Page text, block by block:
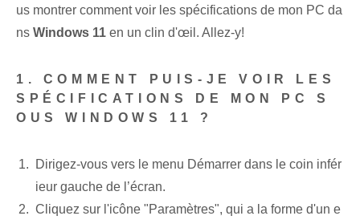
us montrer ⁤comment voir les spécifications de mon PC da
ns Windows 11 en un clin d'œil. Allez-y!
1. COMMENT PUIS-JE VOIR LES
SPÉCIFICATIONS DE MON PC S
OUS WINDOWS​ 11 ?
Dirigez-vous vers le menu Démarrer dans le coin infér
ieur gauche de l’écran.
Cliquez sur l'icône "Paramètres", qui a la forme d'un e